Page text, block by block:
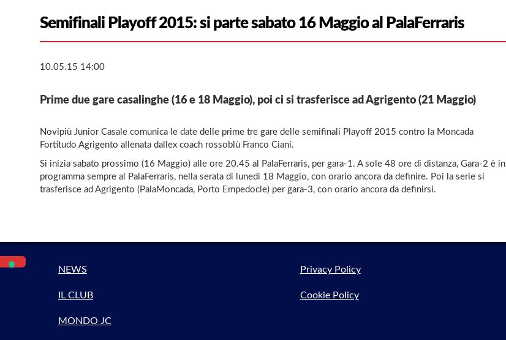
Semifinali Playoff 2015: si parte sabato 16 Maggio al PalaFerraris
10.05.15 14:00
Prime due gare casalinghe (16 e 18 Maggio), poi ci si trasferisce ad Agrigento (21 Maggio)
Novipiù Junior Casale comunica le date delle prime tre gare delle semifinali Playoff 2015 contro la Moncada
Fortitudo Agrigento allenata dallex coach rossoblù Franco Ciani.
Si inizia sabato prossimo (16 Maggio) alle ore 20.45 al PalaFerraris, per gara-1. A sole 48 ore di distanza, Gara-2 è in
programma sempre al PalaFerraris, nella serata di lunedì 18 Maggio, con orario ancora da definire. Poi la serie si
trasferisce ad Agrigento (PalaMoncada, Porto Empedocle) per gara-3, con orario ancora da definirsi.
NEWS
IL CLUB
MONDO JC
Privacy Policy
Cookie Policy